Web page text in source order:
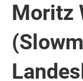
Moritz